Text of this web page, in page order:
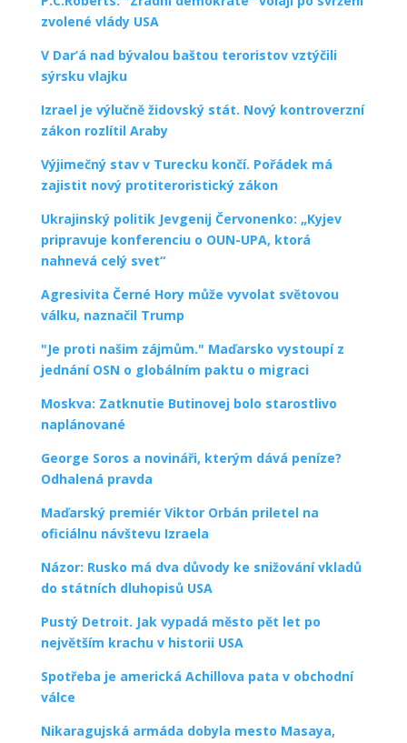
zvolené vlády USA
V Dar’á nad bývalou baštou teroristov vztýčili
sýrsku vlajku
Izrael je výlučně židovský stát. Nový kontroverzní
zákon rozlítil Araby
Výjimečný stav v Turecku končí. Pořádek má
zajistit nový protiteroristický zákon
Ukrajinský politik Jevgenij Červonenko: „Kyjev
pripravuje konferenciu o OUN-UPA, ktorá
nahnevá celý svet“
Agresivita Černé Hory může vyvolat světovou
válku, naznačil Trump
"Je proti našim zájmům." Maďarsko vystoupí z
jednání OSN o globálním paktu o migraci
Moskva: Zatknutie Butinovej bolo starostlivo
naplánované
George Soros a novináři, kterým dává peníze?
Odhalená pravda
Maďarský premiér Viktor Orbán priletel na
oficiálnu návštevu Izraela
Názor: Rusko má dva důvody ke snižování vkladů
do státních dluhopisů USA
Pustý Detroit. Jak vypadá město pět let po
největším krachu v historii USA
Spotřeba je americká Achillova pata v obchodní
válce
Nikaragujská armáda dobyla mesto Masaya,